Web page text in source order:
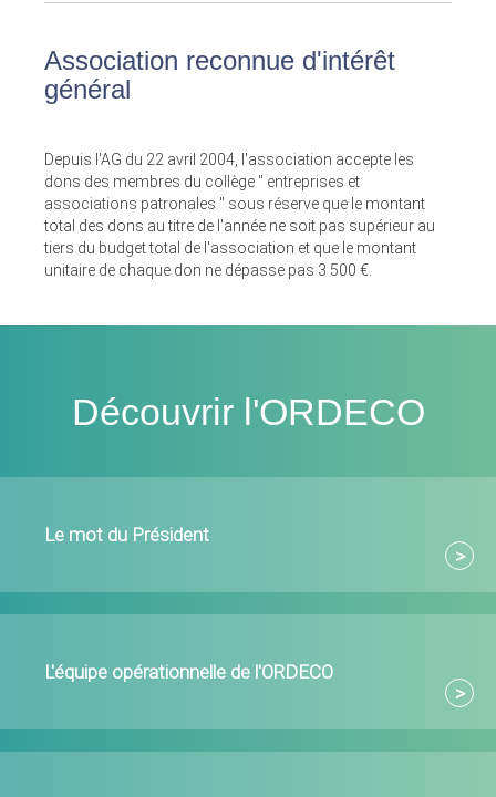
Association reconnue d'intérêt
général
Depuis l'AG du 22 avril 2004, l'association accepte les
dons des membres du collège " entreprises et
associations patronales " sous réserve que le montant
total des dons au titre de l'année ne soit pas supérieur au
tiers du budget total de l'association et que le montant
unitaire de chaque don ne dépasse pas 3 500 €.
Découvrir l'ORDECO
Le mot du Président
L'équipe opérationnelle de l'ORDECO